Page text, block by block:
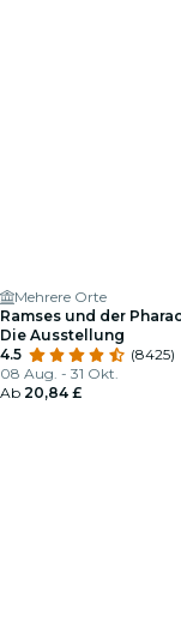
Mehrere Orte
Ramses und der
Die Ausstellung
4.5
(8425)
08 Aug. - 31 Okt.
Ab 20,84 £